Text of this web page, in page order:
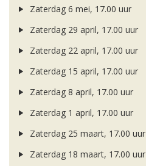
Zaterdag 6 mei, 17.00 uur
Zaterdag 29 april, 17.00 uur
Zaterdag 22 april, 17.00 uur
Zaterdag 15 april, 17.00 uur
Zaterdag 8 april, 17.00 uur
Zaterdag 1 april, 17.00 uur
Zaterdag 25 maart, 17.00 uur
Zaterdag 18 maart, 17.00 uur